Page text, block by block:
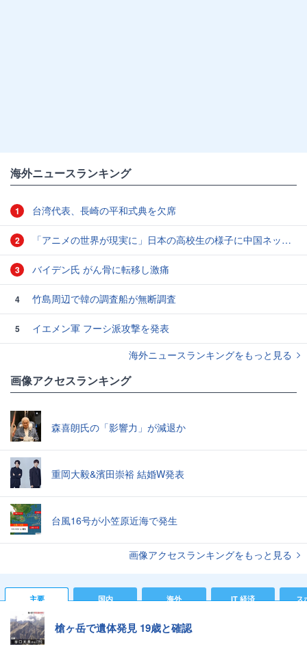
海外ニュースランキング
1 台湾代表、長崎の平和式典を欠席
2 「アニメの世界が現実に」日本の高校生の様子に中国ネット「青春」「うらやましい」
3 バイデン氏 がん骨に転移し激痛
4 竹島周辺で韓の調査船が無断調査
5
イエメン軍 フーシ派攻撃を発表
海外ニュースランキングをもっと見る
画像アクセスランキング
森喜朗氏の「影響力」が減退か
重岡大毅&濱田崇裕 結婚W発表
台風16号が小笠原近海で発生
画像アクセスランキングをもっと見る
主要 国内 海外 IT 経済 ス
槍ヶ岳で遺体発見 19歳と確認